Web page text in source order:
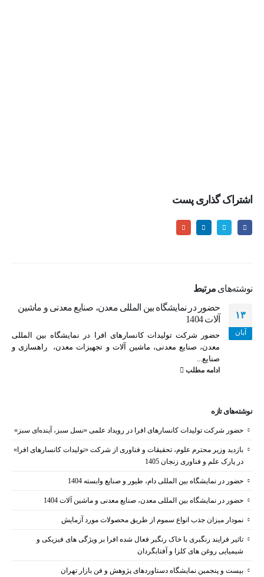
اشتراک گذاری پست
نوشته‌های مرتبط
۱۳
آبان
حضور در نمایشگاه بین المللی معدن، صنایع معدنی و ماشین
آلات 1404
حضور شرکت تولیدات کانسارهای افرا در نمایشگاه بین المللی
معدن، صنایع معدنی، ماشین آلات و تجهیزات معدن، راهسازی و
صنایع...
ادامه مطلب
نوشته‌های تازه
حضور شرکت تولیدات کانسارهای افرا در رویداد علمی «نسل سبز، آینده‌ای سبز»
بازدید وزیر محترم علوم، تحقیقات و فناوری از شرکت «تولیدات کانسارهای افرا»
در پارک علم و فناوری زنجان 1405
حضور در نمایشگاه بین المللی دام، طیور و صنایع وابسته 1404
حضور در نمایشگاه بین المللی معدن، صنایع معدنی و ماشین آلات 1404
نمودار میزان جذب انواع سموم از طریق محصولات مورد آزمایش
تاثیر فرایند رنگبری با خاک رنگبر فعال شده افرا بر ویژگی های فیزیکی و
شیمیایی روغن های کلزا و آفتابگردان
بیست و پنجمین نمایشگاه دستاوردهای پژوهش و فن بازار تهران